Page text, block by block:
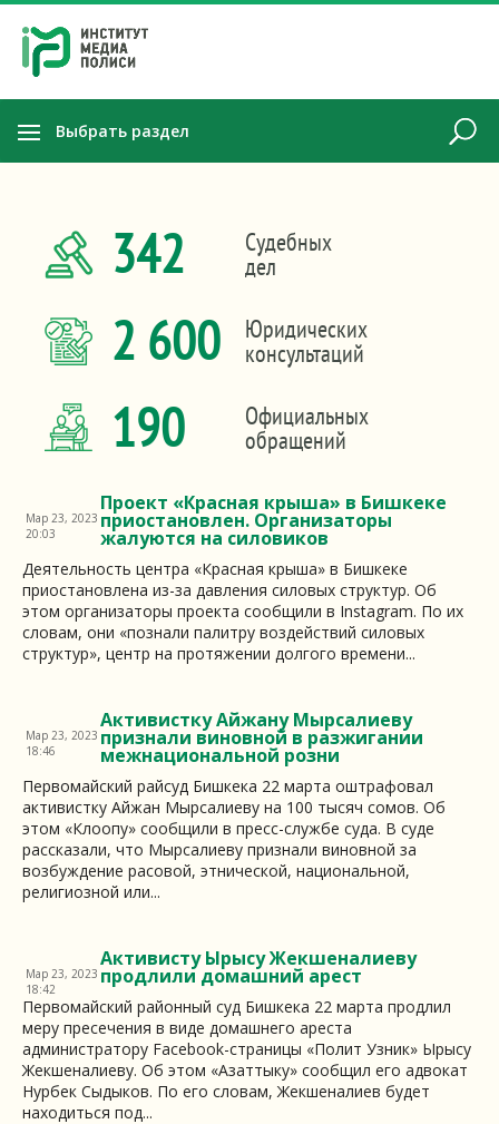
Выбрать раздел
342 Судебных
дел
2 600 Юридических
консультаций
190 Официальных
обращений
Проект «Красная крыша» в Бишкеке
приостановлен. Организаторы
жалуются на силовиков
Мар 23, 2023
20:03
Деятельность центра «Красная крыша» в Бишкеке
приостановлена из-за давления силовых структур. Об
этом организаторы проекта сообщили в Instagram. По их
словам, они «познали палитру воздействий силовых
структур», центр на протяжении долгого времени...
Активистку Айжану Мырсалиеву
признали виновной в разжигании
межнациональной розни
Мар 23, 2023
18:46
Первомайский райсуд Бишкека 22 марта оштрафовал
активистку Айжан Мырсалиеву на 100 тысяч сомов. Об
этом «Клоопу» сообщили в пресс-службе суда. В суде
рассказали, что Мырсалиеву признали виновной за
возбуждение расовой, этнической, национальной,
религиозной или...
Активисту Ырысу Жекшеналиеву
продлили домашний арест
Мар 23, 2023
18:42
Первомайский районный суд Бишкека 22 марта продлил
меру пресечения в виде домашнего ареста
администратору Facebook-страницы «Полит Узник» Ырысу
Жекшеналиеву. Об этом «Азаттыку» сообщил его адвокат
Нурбек Сыдыков. По его словам, Жекшеналиев будет
находиться под...